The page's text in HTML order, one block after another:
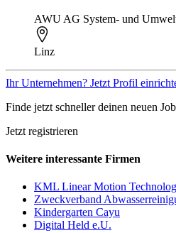
AWU AG System- und
Linz
Ihr Unternehmen? Jetzt Profil
Finde jetzt schneller deinen neuen
Jetzt registrieren
Weitere interessante Firmen
KML Linear Motion
Zweckverband
Kindergarten Cayu
Digital Held e.U.